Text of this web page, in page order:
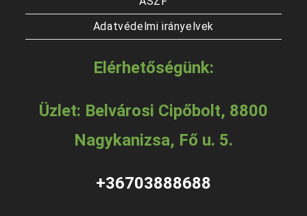
Adatvédelmi irányelvek
Elérhetőségünk:
Üzlet: Belvárosi Cipőbolt, 8800
Nagykanizsa, Fő u. 5.
+36703888688